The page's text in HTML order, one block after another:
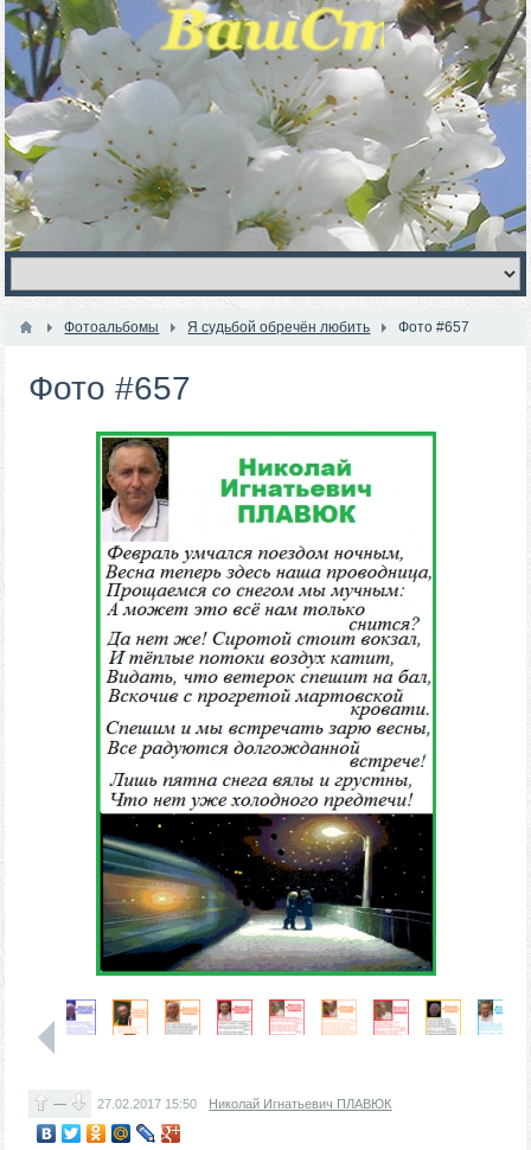
Фотоальбомы Я судьбой обречён любить Фото #657
Фото #657
— 27.02.2017 15:50 Николай Игнатьевич ПЛАВЮК